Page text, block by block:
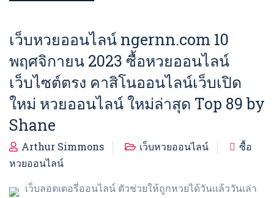
เว็บหวยออนไลน์ ngernn.com 10
พฤศจิกายน 2023 ซื้อหวยออนไลน์
เว็บไซต์ตรง คาสิโนออนไลน์เว็บเปิด
ใหม่ หวยออนไลน์ ใหม่ล่าสุด Top 89 by
Shane
Arthur Simmons เว็บหวยออนไลน์
ซื้อ
หวยออนไลน์
เว็บลอตเตอรี่ออนไลน์ ตัวช่วยให้ถูกหวยได้วันแล้ววันเล่า